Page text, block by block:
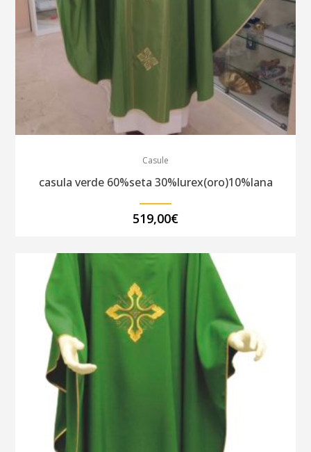
Casule
casula verde 60%seta 30%lurex(oro)10%lana
519,00€